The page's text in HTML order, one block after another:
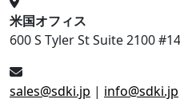
米国オフィス
600 S Tyler St Suite 2100
sales@sdki.jp | info@sdki.jp